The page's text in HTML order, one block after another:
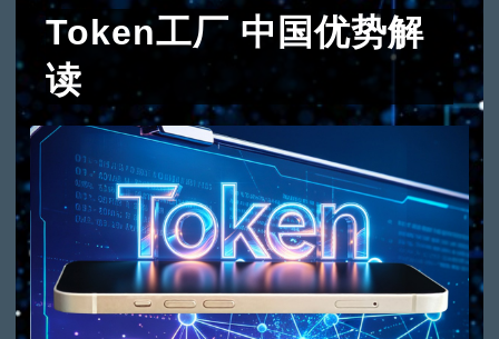
Token工厂 中国优势解
读